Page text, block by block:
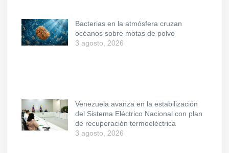
Bacterias en la atmósfera cruzan
océanos sobre motas de polvo
3 agosto, 2026
Venezuela avanza en la estabilización
del Sistema Eléctrico Nacional con plan
de recuperación termoeléctrica
3 agosto, 2026